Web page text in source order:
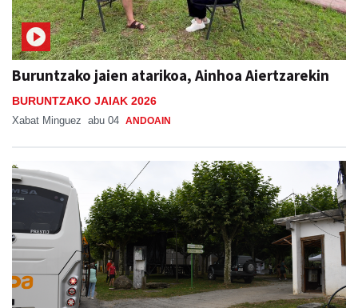
Buruntzako jaien atarikoa, Ainhoa Aiertzarekin
BURUNTZAKO JAIAK 2026
Xabat Minguez abu 04 ANDOAIN